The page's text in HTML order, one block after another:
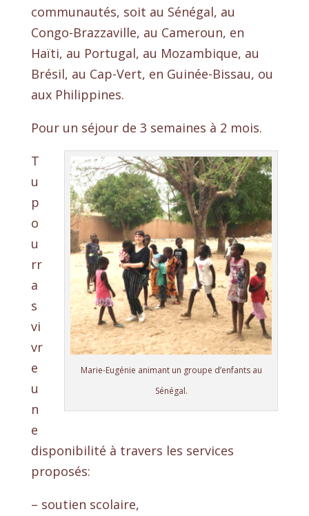
communautés, soit au Sénégal, au
Congo-Brazzaville, au Cameroun, en
Haïti, au Portugal, au Mozambique, au
Brésil, au Cap-Vert, en Guinée-Bissau, ou
aux Philippines.
Pour un séjour de 3 semaines à 2 mois.
Marie-Eugénie animant un groupe d’enfants au
Sénégal.
T
u
p
o
u
rr
a
s
vi
vr
e
u
n
e
disponibilité à travers les services
proposés:
– soutien scolaire,